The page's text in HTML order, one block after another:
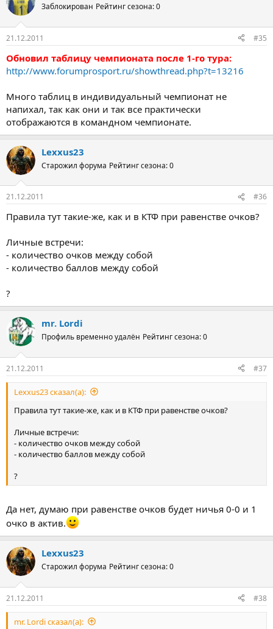
Заблокирован Рейтинг сезона: 0
21.12.2011 #35
Обновил таблицу чемпионата после 1-го тура:
http://www.forumprosport.ru/showthread.php?t=13216
Много таблиц в индивидуальный чемпионат не
напихал, так как они и так все практически
отображаются в командном чемпионате.
Lexxus23
Старожил форума Рейтинг сезона: 0
21.12.2011 #36
Правила тут такие-же, как и в КТФ при равенстве очков?
Личные встречи:
- количество очков между собой
- количество баллов между собой
?
mr. Lordi
Профиль временно удалён Рейтинг сезона: 0
21.12.2011 #37
Lexxus23 сказал(а):
Правила тут такие-же, как и в КТФ при равенстве очков?
Личные встречи:
- количество очков между собой
- количество баллов между собой
?
Да нет, думаю при равенстве очков будет ничья 0-0 и 1
очко в актив.
Lexxus23
Старожил форума Рейтинг сезона: 0
21.12.2011 #38
mr. Lordi сказал(а):